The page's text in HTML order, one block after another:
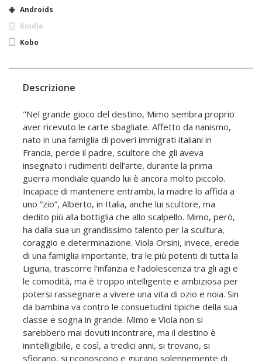
Androids
Kindle
Kobo
Descrizione
"Nel grande gioco del destino, Mimo sembra proprio
aver ricevuto le carte sbagliate. Affetto da nanismo,
nato in una famiglia di poveri immigrati italiani in
Francia, perde il padre, scultore che gli aveva
insegnato i rudimenti dell’arte, durante la prima
guerra mondiale quando lui è ancora molto piccolo.
Incapace di mantenere entrambi, la madre lo affida a
uno “zio”, Alberto, in Italia, anche lui scultore, ma
dedito più alla bottiglia che allo scalpello. Mimo, però,
ha dalla sua un grandissimo talento per la scultura,
coraggio e determinazione. Viola Orsini, invece, erede
di una famiglia importante, tra le più potenti di tutta la
Liguria, trascorre l’infanzia e l’adolescenza tra gli agi e
le comodità, ma è troppo intelligente e ambiziosa per
potersi rassegnare a vivere una vita di ozio e noia. Sin
da bambina va contro le consuetudini tipiche della sua
classe e sogna in grande. Mimo e Viola non si
sarebbero mai dovuti incontrare, ma il destino è
inintelligibile, e così, a tredici anni, si trovano, si
sfiorano, si riconoscono e giurano solennemente di